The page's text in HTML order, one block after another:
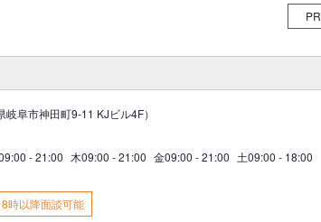
PR
阜市神田町9-11 KJビル4F）
- 21:00 木09:00 - 21:00 金09:00 - 21:00 土09:00 - 18:00
時以降面談可能